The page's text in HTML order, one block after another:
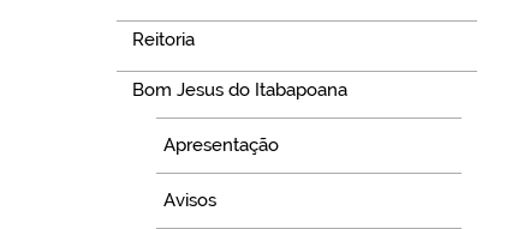
Reitoria
Bom Jesus do Itabapoana
Apresentação
Avisos